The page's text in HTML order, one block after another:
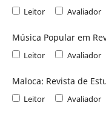
Leitor Avaliador
Música Popular em
Leitor Avaliador
Maloca: Revista de
Leitor Avaliador